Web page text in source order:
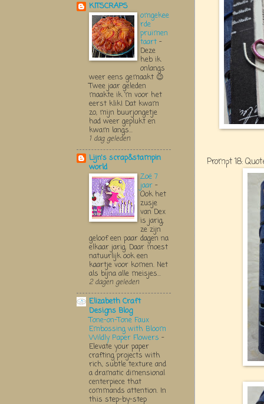
Prompt 18:
KITSCRAPS
omgekee
rde
pruimen
taart -
Deze
heb ik
onlangs
weer eens gemaakt 😉
Twee jaar geleden
maakte ik ‘m voor het
eerst klik! Dat kwam
zo, mijn buurjongetje
had weer geplukt en
kwam langs...
1 dag geleden
Lijn's scrap&stampin
world
Zoë 7
jaar -
Ook het
zusje
van Dex
is jarig,
ze zijn
geloof een paar dagen na
elkaar jarig. Daar moest
natuurlijk ook een
kaartje voor komen. Net
als bijna alle meisjes...
2 dagen geleden
Elizabeth Craft
Designs Blog
Tone-on-Tone Faux
Embossing with Bloom
Wildly Paper Flowers -
Elevate your paper
crafting projects with
rich, subtle texture and
a dramatic dimensional
centerpiece that
commands attention. In
this step-by-step